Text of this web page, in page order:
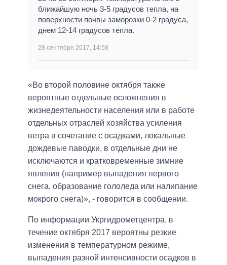
ближайшую ночь 3-5 градусов тепла, на
поверхности почвы заморозки 0-2 градуса,
днем 12-14 градусов тепла.
28 сентября 2017, 14:58
«Во второй половине октября также
вероятные отдельные осложнения в
жизнедеятельности населения или в работе
отдельных отраслей хозяйства усиления
ветра в сочетание с осадками, локальные
дождевые паводки, в отдельные дни не
исключаются и кратковременные зимние
явления (например выпадения первого
снега, образование гололеда или налипание
мокрого снега)», - говорится в сообщении.
По информации Укргидрометцентра, в
течение октября 2017 вероятны резкие
изменения в температурном режиме,
выпадения разной интенсивности осадков в